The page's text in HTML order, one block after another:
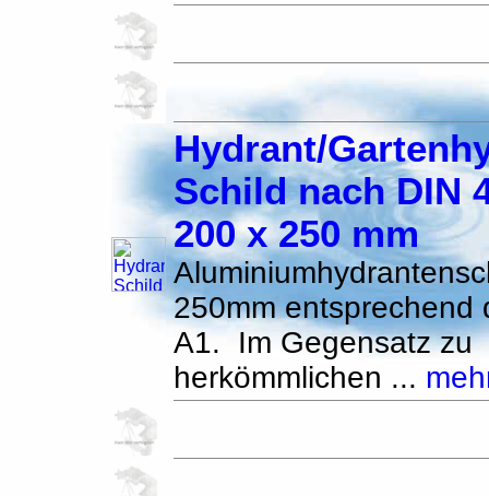
Hydrant/
Schild nach DIN
200 x 250 mm
250mm entsprechend
A1. Im Gegensatz zu
herkömmlichen ...